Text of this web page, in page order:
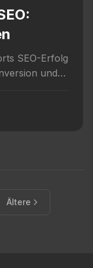
SEO-Erfolg
und
Ältere